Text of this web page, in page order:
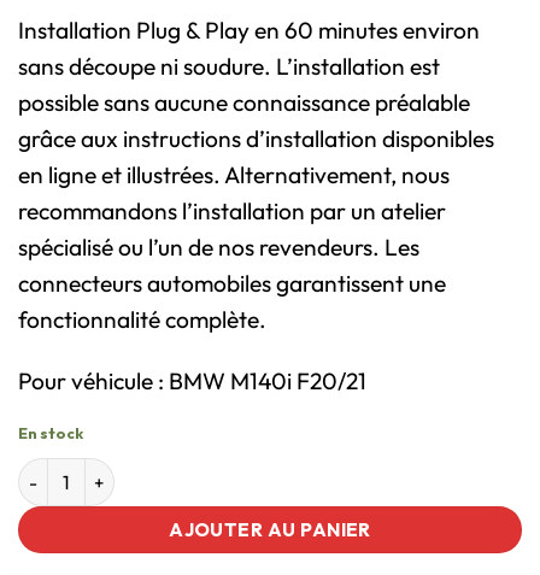
Installation Plug & Play en 60 minutes environ
sans découpe ni soudure. L’installation est
possible sans aucune connaissance préalable
grâce aux instructions d’installation disponibles
en ligne et illustrées. Alternativement, nous
recommandons l’installation par un atelier
spécialisé ou l’un de nos revendeurs. Les
connecteurs automobiles garantissent une
fonctionnalité complète.
Pour véhicule : BMW M140i F20/21
En stock
AJOUTER AU PANIER